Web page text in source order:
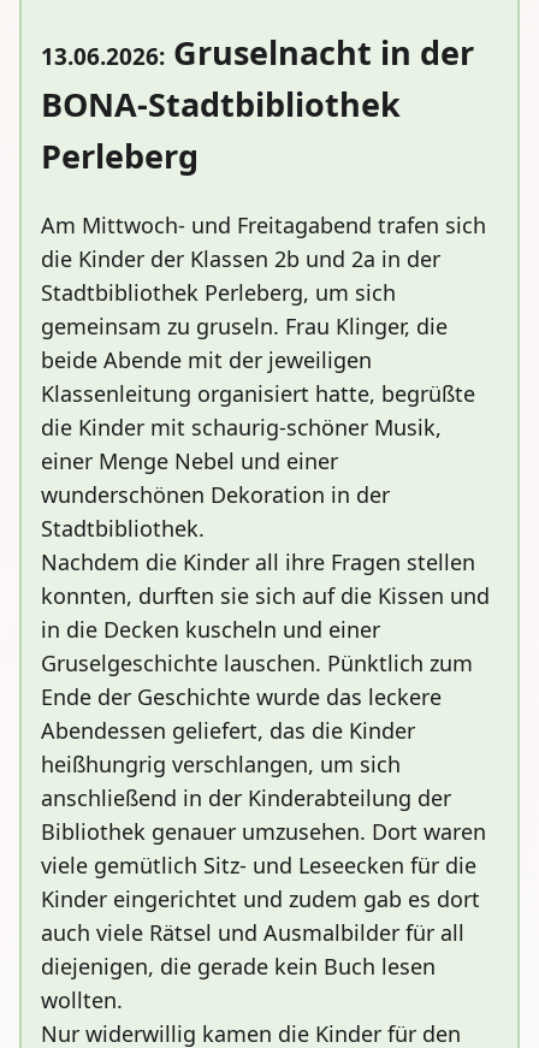
13.06.2026: Gruselnacht in der
BONA-Stadtbibliothek
Perleberg
Am Mittwoch- und Freitagabend trafen sich
die Kinder der Klassen 2b und 2a in der
Stadtbibliothek Perleberg, um sich
gemeinsam zu gruseln. Frau Klinger, die
beide Abende mit der jeweiligen
Klassenleitung organisiert hatte, begrüßte
die Kinder mit schaurig-schöner Musik,
einer Menge Nebel und einer
wunderschönen Dekoration in der
Stadtbibliothek.
Nachdem die Kinder all ihre Fragen stellen
konnten, durften sie sich auf die Kissen und
in die Decken kuscheln und einer
Gruselgeschichte lauschen. Pünktlich zum
Ende der Geschichte wurde das leckere
Abendessen geliefert, das die Kinder
heißhungrig verschlangen, um sich
anschließend in der Kinderabteilung der
Bibliothek genauer umzusehen. Dort waren
viele gemütlich Sitz- und Leseecken für die
Kinder eingerichtet und zudem gab es dort
auch viele Rätsel und Ausmalbilder für all
diejenigen, die gerade kein Buch lesen
wollten.
Nur widerwillig kamen die Kinder für den